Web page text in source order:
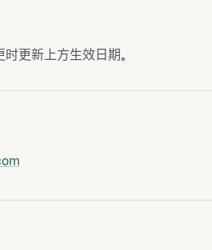
更新上方生效日期。